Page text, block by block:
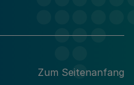
Zum Seitenanfang